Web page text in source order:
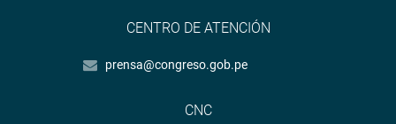
CENTRO DE ATENCIÓN
prensa@congreso.gob.pe
CNC